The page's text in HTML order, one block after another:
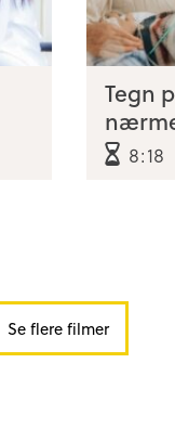
Tegn
8:18
Se flere filmer